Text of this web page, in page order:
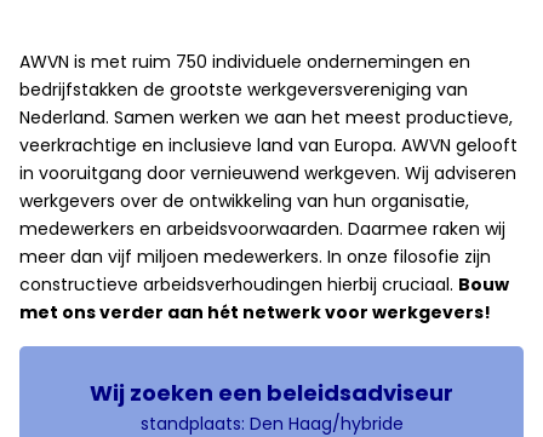
AWVN is met ruim 750 individuele ondernemingen en
bedrijfstakken de grootste werkgeversvereniging van
Nederland. Samen werken we aan het meest productieve,
veerkrachtige en inclusieve land van Europa. AWVN gelooft
in vooruitgang door vernieuwend werkgeven. Wij adviseren
werkgevers over de ontwikkeling van hun organisatie,
medewerkers en arbeidsvoorwaarden. Daarmee raken wij
meer dan vijf miljoen medewerkers. In onze filosofie zijn
constructieve arbeidsverhoudingen hierbij cruciaal. Bouw
met ons verder aan hét netwerk voor werkgevers!
Wij zoeken een beleidsadviseur
standplaats: Den Haag/hybride